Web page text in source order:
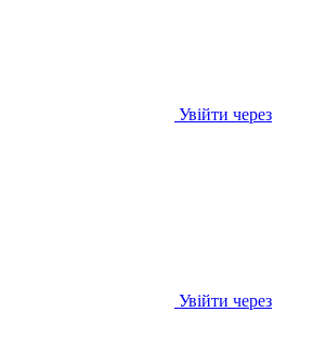
Увійти через
Увійти через